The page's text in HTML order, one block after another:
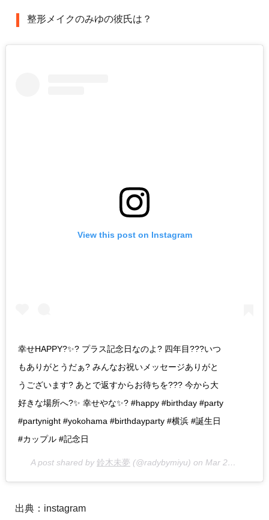
整形メイクのみゆの彼氏は？
View this post on Instagram
幸せHAPPY?✨? プラス記念日なのよ? 四年目???いつ
もありがとうだぁ? みんなお祝いメッセージありがと
うございます? あとで返すからお待ちを??? 今から大
好きな場所へ?✨ 幸せやな✨? #happy #birthday #party
#partynight #yokohama #birthdayparty #横浜 #誕生日
#カップル #記念日
A post shared by 鈴木未夢 (@radybymiyu) on Mar 26, 2017 at 7:49pm PDT
出典：instagram